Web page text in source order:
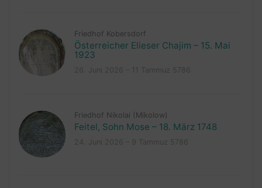
Friedhof Kobersdorf
Österreicher Elieser Chajim – 15. Mai
1923
Friedhof Nikolai (Mikolow)
Feitel, Sohn Mose – 18. März 1748